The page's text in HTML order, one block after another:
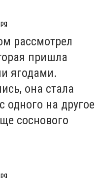
рассмотрел
пришла
ягодами.
она стала
одного на другое
соснового